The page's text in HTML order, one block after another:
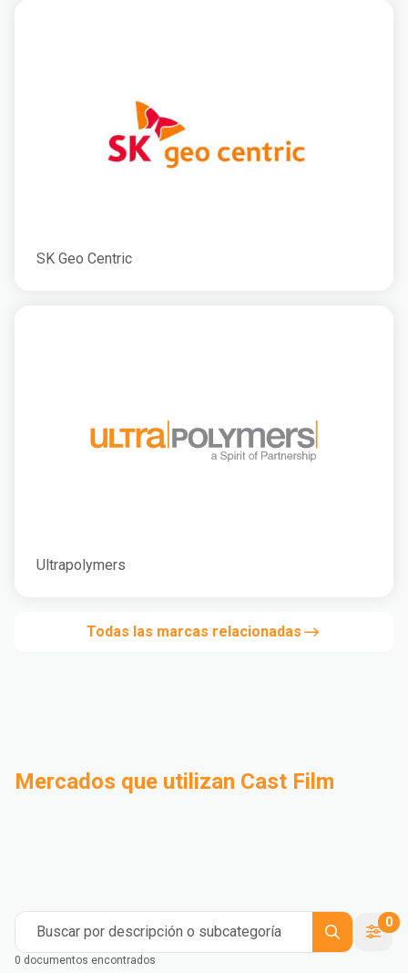
SK Geo Centric
Ultrapolymers
Todas las marcas relacionadas
Mercados que utilizan Cast Film
Buscar por descripción o subcategoría
0
0 documentos encontrados